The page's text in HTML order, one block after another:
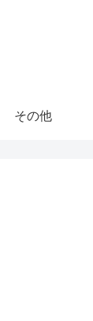
その他